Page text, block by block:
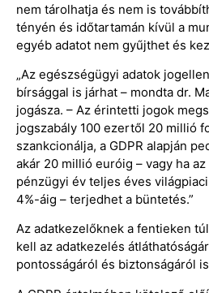
nem tárolhatja és nem is
tényén és időtartamán kívül a
egyéb adatot nem gyűjthet és
„Az egészségügyi adatok
bírsággal is járhat – mondta dr.
jogásza. – Az érintetti jogok
jogszabály 100 ezertől 20 millió
szankcionálja, a GDPR alapján
akár 20 millió euróig – vagy ha
pénzügyi év teljes éves
4%-áig – terjedhet a büntetés.”
Az adatkezelőknek a fentieken
kell az adatkezelés
pontosságáról és biztonságáról